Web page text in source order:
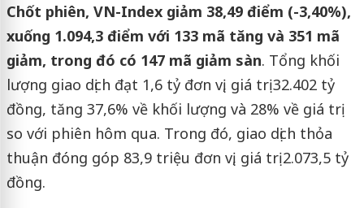
Chốt phiên, VN-Index giảm 38,49 điểm (-3,40%),
xuống 1.094,3 điểm với 133 mã tăng và 351 mã
giảm, trong đó có 147 mã giảm sàn. Tổng khối
lượng giao dịch đạt 1,6 tỷ đơn vị, giá trị 32.402 tỷ
đồng, tăng 37,6% về khối lượng và 28% về giá trị
so với phiên hôm qua. Trong đó, giao dịch thỏa
thuận đóng góp 83,9 triệu đơn vị, giá trị 2.073,5 tỷ
đồng.